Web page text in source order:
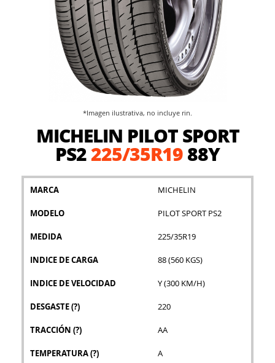
MICHELIN PILOT SPORT
PS2225/35R1988Y
MARCA MICHELIN
MODELO PILOT SPORT PS2
MEDIDA 225/35R19
INDICE DE CARGA 88 (560 KGS)
INDICE DE VELOCIDAD Y (300 KM/H)
DESGASTE(?) 220
TRACCIÓN (?) AA
TEMPERATURA(?) A
*Imagen ilustrativa, no incluye rin.
galería
imágenes